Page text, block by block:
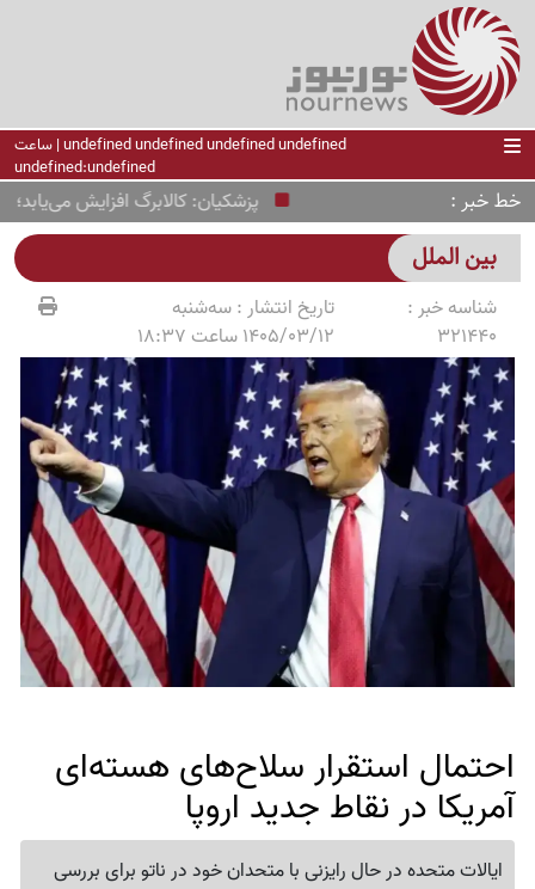
undefined undefined undefined undefined | ساعت
undefined:undefined
خط خبر پزشکیان: کالابرگ افزایش می‌یابد؛
بین الملل
شناسه خبر :
321440
تاریخ انتشار :سه‌شنبه
1405/03/12 ساعت 18:37
احتمال استقرار سلاح‌های هسته‌ای
آمریکا در نقاط جدید اروپا
ایالات متحده در حال رایزنی با متحدان خود در ناتو برای بررسی